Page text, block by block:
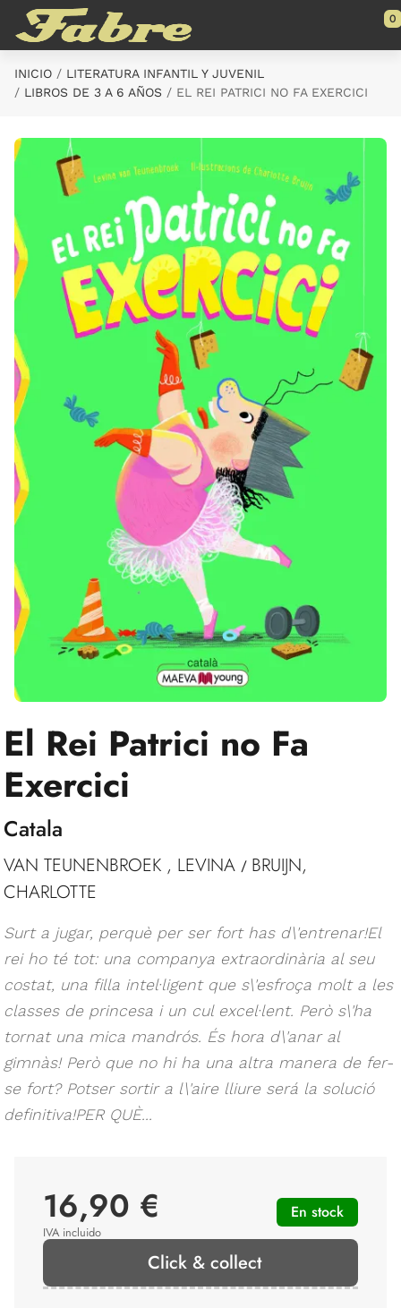
Saltar al contenido principal
0
INICIO
LITERATURA INFANTIL Y JUVENIL
LIBROS DE 3 A 6 AÑOS
EL REI PATRICI NO FA EXERCICI
El Rei Patrici no Fa
Exercici
Catala
VAN TEUNENBROEK , LEVINA / BRUIJN,
CHARLOTTE
Surt a jugar, perquè per ser fort has d\'entrenar!El
rei ho té tot: una companya extraordinària al seu
costat, una filla intel·ligent que s\'esfroça molt a les
classes de princesa i un cul excel·lent. Però s\'ha
tornat una mica mandrós. És hora d\'anar al
gimnàs! Però que no hi ha una altra manera de fer-
se fort? Potser sortir a l\'aire lliure será la solució
definitiva!PER QUÈ...
16,90 €
IVA incluido
En stock
Click & collect